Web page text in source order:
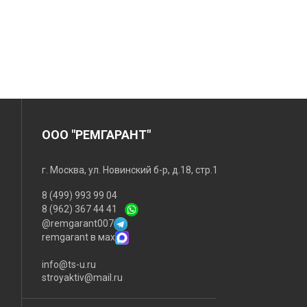
ООО "РЕМГАРАНТ"
г. Москва, ул. Новинский б-р, д.18, стр.1
8 (499) 993 99 04
8 (962) 367 44 41
@remgarant007
remgarant в мах
info@ts-u.ru
stroyaktiv@mail.ru